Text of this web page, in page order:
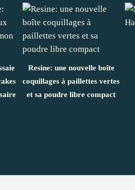
Resine: une nouvelle boîte
coquillages à paillettes vertes
et sa poudre libre compact